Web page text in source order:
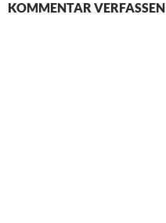
KOMMENTAR VERFASSEN